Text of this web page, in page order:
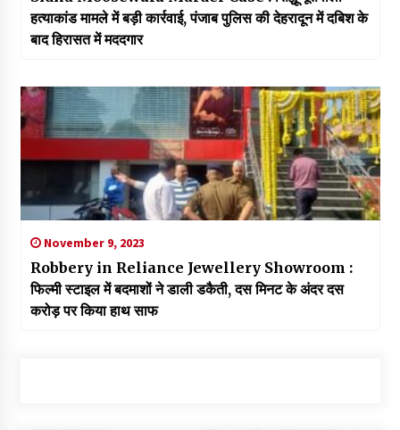
हत्याकांड मामले में बड़ी कार्रवाई, पंजाब पुलिस की देहरादून में दबिश के
बाद हिरासत में मददगार
November 9, 2023
Robbery in Reliance Jewellery Showroom :
फिल्मी स्टाइल में बदमाशों ने डाली डकैती, दस मिनट के अंदर दस
करोड़ पर किया हाथ साफ